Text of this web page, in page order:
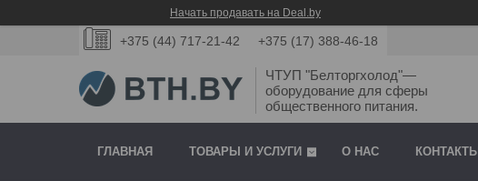
Начать продавать на Deal.by
+375 (44) 717-21-42 +375 (17) 388-46-18
ЧТУП "Белторгхолод"—
оборудование для сферы
общественного питания.
ГЛАВНАЯ ТОВАРЫ И УСЛУГИ О НАС КОНТАКТЫ